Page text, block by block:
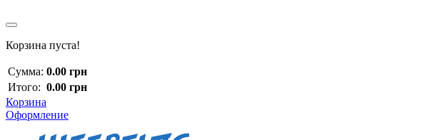
Корзина пуста!
Сумма: 0.00 грн
Итого: 0.00 грн
Корзина
Оформление